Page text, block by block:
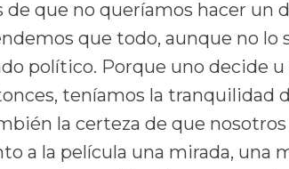
que no queríamos hacer un
que todo, aunque no lo
político. Porque uno decide
teníamos la tranquilidad
la certeza de que
a la película una mirada, una